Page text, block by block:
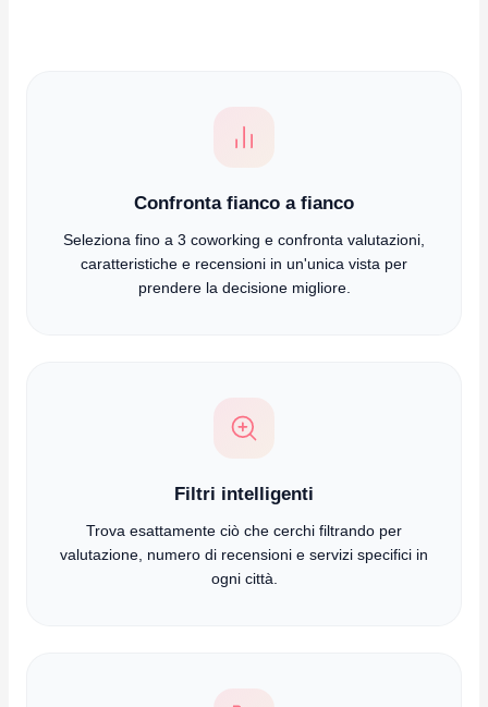
Confronta fianco a fianco
Seleziona fino a 3 coworking e confronta valutazioni,
caratteristiche e recensioni in un'unica vista per
prendere la decisione migliore.
Filtri intelligenti
Trova esattamente ciò che cerchi filtrando per
valutazione, numero di recensioni e servizi specifici in
ogni città.